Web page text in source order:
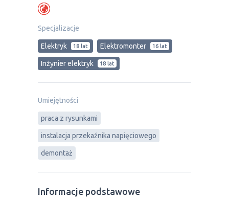
Specjalizacje
Elektryk 18 lat Elektromonter 16 lat
Inżynier elektryk 18 lat
Umiejętności
praca z rysunkami
instalacja przekaźnika napięciowego
demontaż
Informacje podstawowe